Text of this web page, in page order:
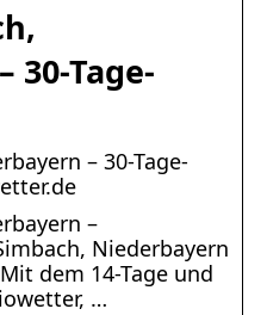
30-Tage-
– 30-Tage-
–
Niederbayern
dem 14-Tage und
…